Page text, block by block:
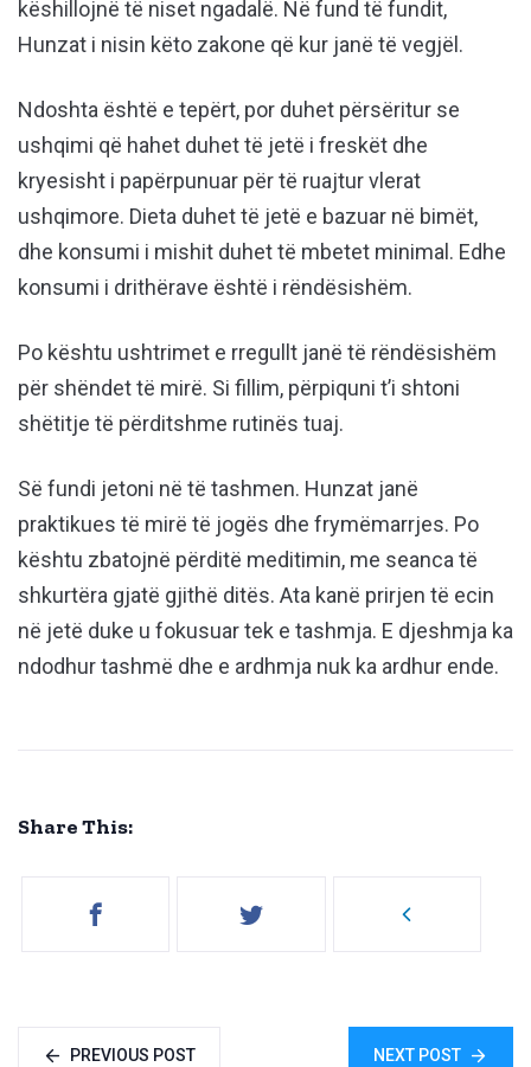
këshillojnë të niset ngadalë. Në fund të fundit,
Hunzat i nisin këto zakone që kur janë të vegjël.
Ndoshta është e tepërt, por duhet përsëritur se
ushqimi që hahet duhet të jetë i freskët dhe
kryesisht i papërpunuar për të ruajtur vlerat
ushqimore. Dieta duhet të jetë e bazuar në bimët,
dhe konsumi i mishit duhet të mbetet minimal. Edhe
konsumi i drithërave është i rëndësishëm.
Po kështu ushtrimet e rregullt janë të rëndësishëm
për shëndet të mirë. Si fillim, përpiquni t’i shtoni
shëtitje të përditshme rutinës tuaj.
Së fundi jetoni në të tashmen. Hunzat janë
praktikues të mirë të jogës dhe frymëmarrjes. Po
kështu zbatojnë përditë meditimin, me seanca të
shkurtëra gjatë gjithë ditës. Ata kanë prirjen të ecin
në jetë duke u fokusuar tek e tashmja. E djeshmja ka
ndodhur tashmë dhe e ardhmja nuk ka ardhur ende.
Share This:
PREVIOUS POST NEXT POST